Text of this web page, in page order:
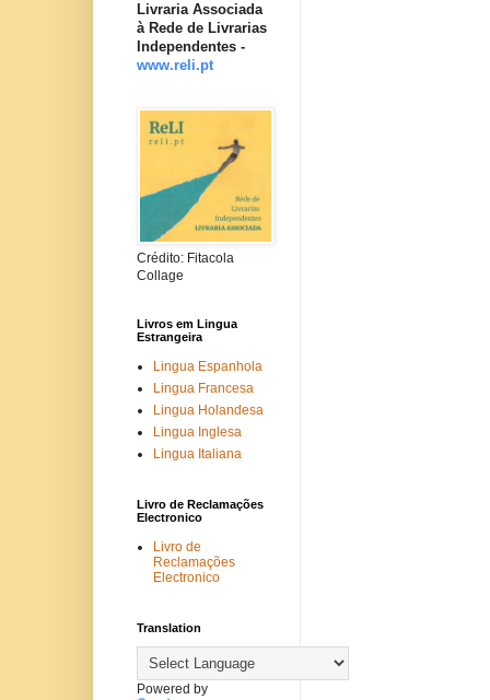
Livraria Associada
à Rede de Livrarias
Independentes -
www.reli.pt
Crédito: Fitacola
Collage
Livros em Lingua
Estrangeira
Lingua Espanhola
Lingua Francesa
Lingua Holandesa
Lingua Inglesa
Lingua Italiana
Livro de Reclamações
Electronico
Livro de
Reclamações
Electronico
Translation
Powered by